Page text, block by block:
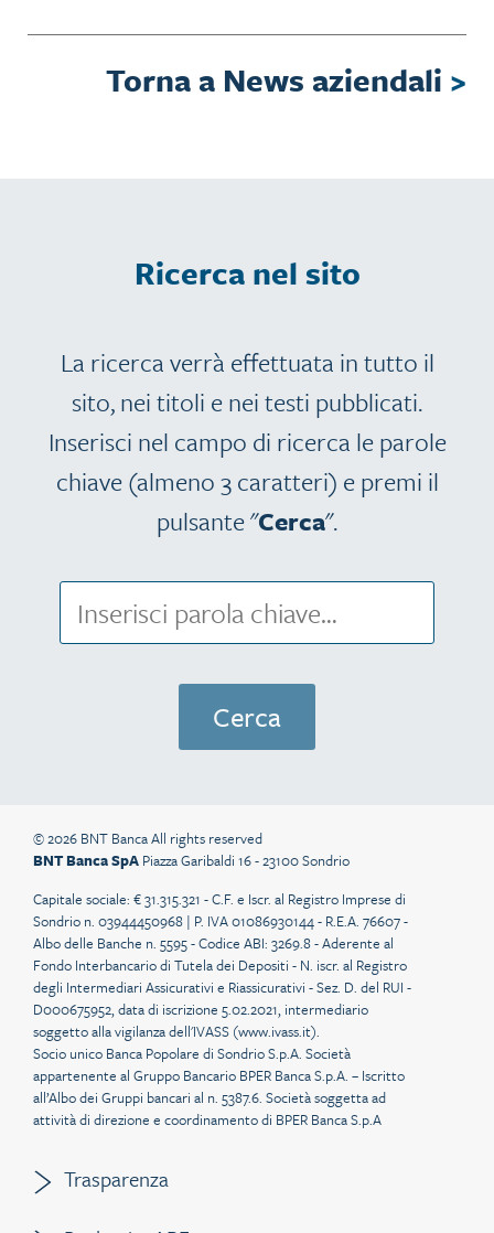
Torna a News aziendali >
Ricerca nel sito
La ricerca verrà effettuata in tutto il
sito, nei titoli e nei testi pubblicati.
Inserisci nel campo di ricerca le parole
chiave (almeno 3 caratteri) e premi il
pulsante "Cerca".
© 2026 BNT Banca All rights reserved
BNT Banca SpA Piazza Garibaldi 16 - 23100 Sondrio
Capitale sociale: € 31.315.321 - C.F. e Iscr. al Registro Imprese di
Sondrio n. 03944450968 | P. IVA 01086930144 - R.E.A. 76607 -
Albo delle Banche n. 5595 - Codice ABI: 3269.8 - Aderente al
Fondo Interbancario di Tutela dei Depositi - N. iscr. al Registro
degli Intermediari Assicurativi e Riassicurativi - Sez. D. del RUI -
D000675952, data di iscrizione 5.02.2021, intermediario
soggetto alla vigilanza dell'IVASS (www.ivass.it).
Socio unico Banca Popolare di Sondrio S.p.A. Società
appartenente al Gruppo Bancario BPER Banca S.p.A. – Iscritto
all’Albo dei Gruppi bancari al n. 5387.6. Società soggetta ad
attività di direzione e coordinamento di BPER Banca S.p.A
Trasparenza